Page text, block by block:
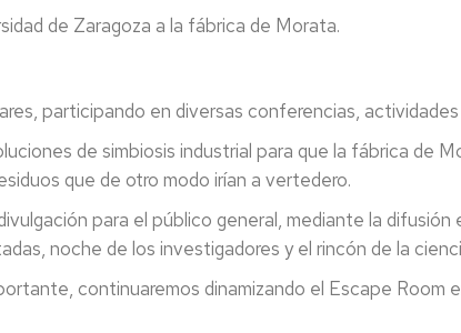
de Zaragoza a la fábrica de Morata.
participando en diversas conferencias, actividades
de simbiosis industrial para que la fábrica de
que de otro modo irían a vertedero.
para el público general, mediante la
noche de los investigadores y el rincón de la
continuaremos dinamizando el Escape